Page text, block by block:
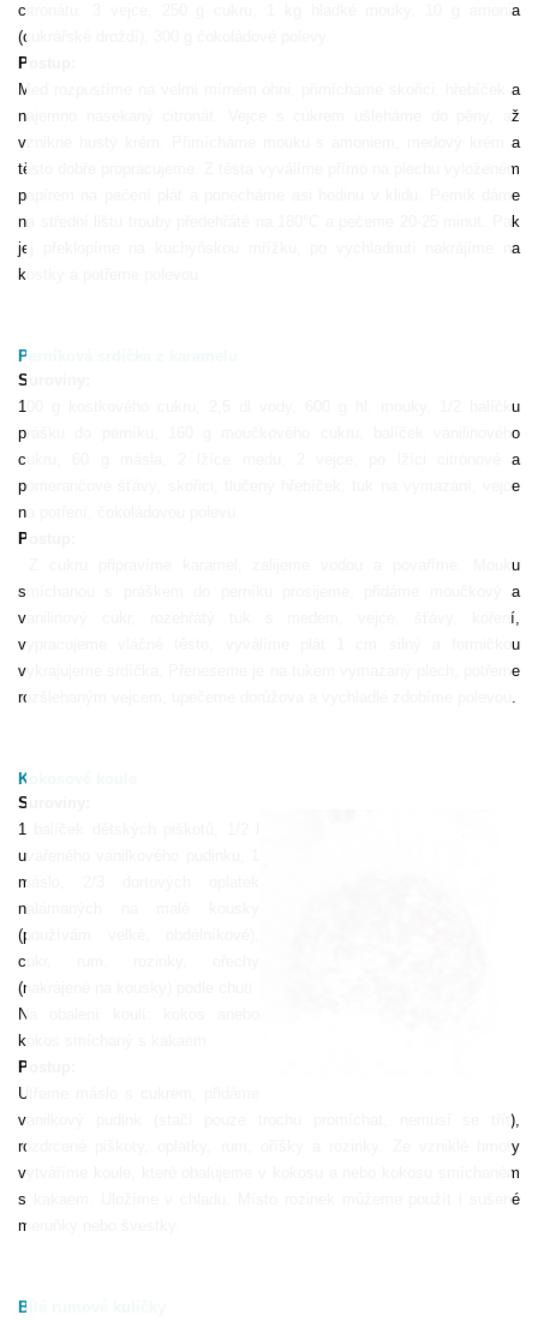
citronátu, 3 vejce, 250 g cukru, 1 kg hladké mouky, 10 g amonia
(cukrářské droždí), 300 g čokoládové polevy.
Postup:
Med rozpustíme na velmi mírném ohni, přimícháme skořici, hřebíček a
najemno nasekaný citronát. Vejce s cukrem ušleháme do pěny, až
vznikne hustý krém. Přimícháme mouku s amoniem, medový krém a
těsto dobře propracujeme. Z těsta vyválíme přímo na plechu vyloženém
papírem na pečení plát a ponecháme asi hodinu v klidu. Perník dáme
na střední lištu trouby předehřáté na 180°C a pečeme 20-25 minut. Pak
jej překlopíme na kuchyňskou mřížku, po vychladnutí nakrájíme na
kostky a potřeme polevou.
Perníková srdíčka z karamelu
Suroviny:
100 g kostkového cukru, 2,5 dl vody, 600 g hl. mouky, 1/2 balíčku
prášku do perníku, 160 g moučkového cukru, balíček vanilinového
cukru, 60 g másla, 2 lžíce medu, 2 vejce, po lžíci citrónové a
pomerančové šťávy, skořici, tlučený hřebíček, tuk na vymazání, vejce
na potření, čokoládovou polevu.
Postup:
Z cukru připravíme karamel, zalijeme vodou a povaříme. Mouku
smíchanou s práškem do perníku prosijeme, přidáme moučkový a
vanilinový cukr, rozehřátý tuk s medem, vejce, šťávy, koření,
vypracujeme vláčné těsto, vyválíme plát 1 cm silný a formičkou
vykrajujeme srdíčka. Přeneseme je na tukem vymazaný plech, potřeme
rozšlehaným vejcem, upečeme dorůžova a vychladlé zdobíme polevou.
Kokosové koule
Suroviny:
1 balíček dětských piškotů, 1/2 l
uvařeného vanilkového pudinku, 1
máslo, 2/3 dortových oplatek
nalámaných na malé kousky
(používám velké, obdélníkové),
cukr, rum, rozinky, ořechy
(nakrájené na kousky) podle chuti
Na obalení koulí: kokos anebo
kokos smíchaný s kakaem
Postup:
Utřeme máslo s cukrem, přidáme
vanilkový pudink (stačí pouze trochu promíchat, nemusí se třít),
rozdrcené piškoty, oplatky, rum, oříšky a rozinky. Ze vzniklé hmoty
vytváříme koule, které obalujeme v kokosu a nebo kokosu smíchaném
s kakaem. Uložíme v chladu. Místo rozinek můžeme použít i sušené
meruňky nebo švestky.
Bílé rumové kuličky